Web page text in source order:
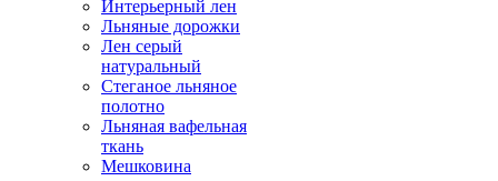
Интерьерный лен
Льняные дорожки
Лен серый
натуральный
Стеганое льняное
полотно
Льняная вафельная
ткань
Мешковина